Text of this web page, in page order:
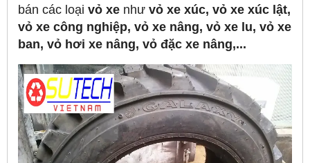
bán các loại vỏ xe như vỏ xe xúc, vỏ xe xúc lật,
vỏ xe công nghiệp, vỏ xe nâng, vỏ xe lu, vỏ xe
ban, vỏ hơi xe nâng, vỏ đặc xe nâng,...